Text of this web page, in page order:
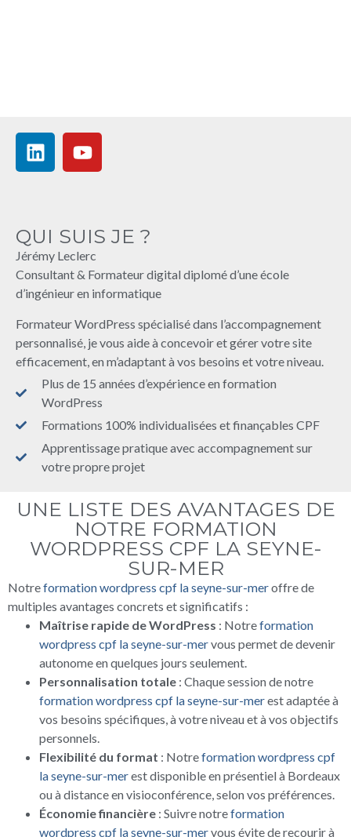
QUI SUIS JE ?
Jérémy Leclerc
Consultant & Formateur digital diplomé d’une école
d’ingénieur en informatique
Formateur WordPress spécialisé dans l’accompagnement
personnalisé, je vous aide à concevoir et gérer votre site
efficacement, en m’adaptant à vos besoins et votre niveau.
Plus de 15 années d’expérience en formation
WordPress
Formations 100% individualisées et finançables CPF
Apprentissage pratique avec accompagnement sur
votre propre projet
UNE LISTE DES AVANTAGES DE
NOTRE FORMATION
WORDPRESS CPF LA SEYNE-
SUR-MER
Notreformation wordpress cpf la seyne-sur-meroffre de
multiples avantages concrets et significatifs :
Maîtrise rapide de WordPress : Notreformation
wordpress cpf la seyne-sur-mervous permet de devenir
autonome en quelques jours seulement.
Personnalisation totale : Chaque session de notre
formation wordpress cpf la seyne-sur-merest adaptée à
vos besoins spécifiques, à votre niveau et à vos objectifs
personnels.
Flexibilité du format : Notreformation wordpress cpf
la seyne-sur-merest disponible en présentiel à Bordeaux
ou à distance en visioconférence, selon vos préférences.
Économie financière : Suivre notreformation
wordpress cpf la seyne-sur-mervous évite de recourir à